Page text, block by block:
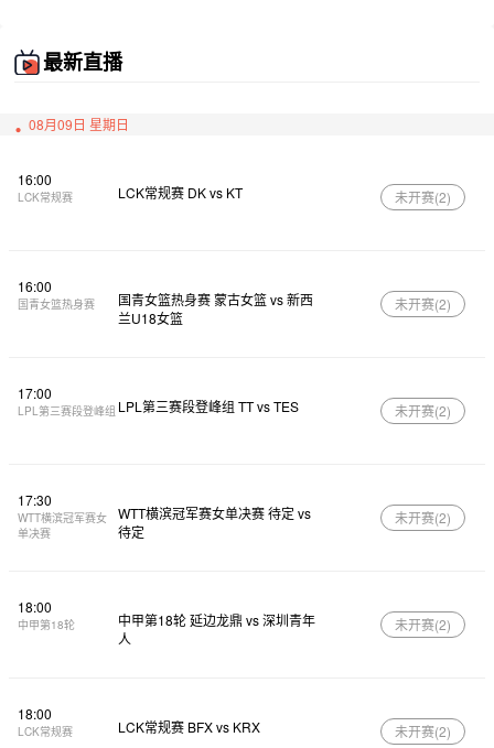
最新直播
08月09日 星期日
16:00
LCK常规赛 LCK常规赛 DK vs KT 未开赛(2)
16:00
国青女篮热身赛
国青女篮热身赛 蒙古女篮 vs 新西
兰U18女篮
未开赛(2)
17:00
LPL第三赛段登峰组 LPL第三赛段登峰组 TT vs TES 未开赛(2)
17:30
WTT横滨冠军赛女
单决赛
WTT横滨冠军赛女单决赛 待定 vs
待定
未开赛(2)
18:00
中甲第18轮
中甲第18轮 延边龙鼎 vs 深圳青年
人
未开赛(2)
18:00
LCK常规赛 LCK常规赛 BFX vs KRX 未开赛(2)